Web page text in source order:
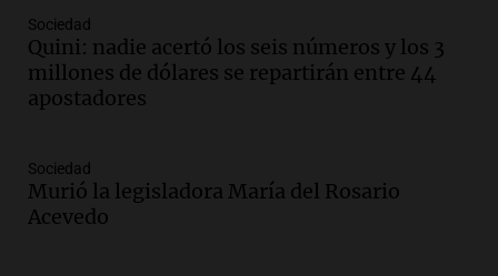
Episodios
Audio.Kicillof critica la desregulación
financiera y el aumento de la morosidad
Episodios
Audio.La UNT evalúa apelación ante la
Corte Suprema tras fallo que aparta a
Sociedad
Quini: nadie acertó los seis números y los 3
millones de dólares se repartirán entre 44
apostadores
Sociedad
Murió la legisladora María del Rosario
Acevedo